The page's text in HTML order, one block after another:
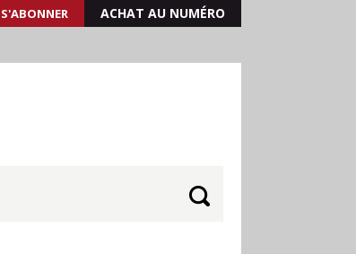
S'ABONNER ACHAT AU NUMÉRO